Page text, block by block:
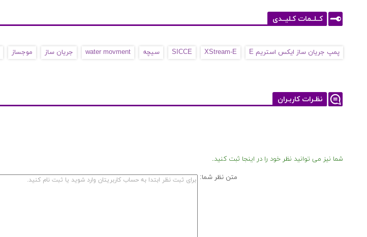
کــلــمات کـلیــدی
پمپ جریان ساز ایکس استریم E XStream-E
SICCE سیچه water movment جریان ساز موجساز
نظـرات کاربـران
شما نیز می توانید نظر خود را در اینجا ثبت کنید.
متن نظر شما: